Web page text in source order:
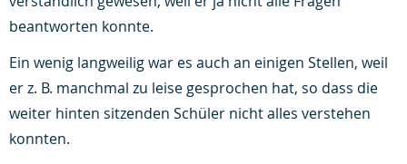
beantworten konnte.
Ein wenig langweilig war es auch an einigen Stellen, weil
er z. B. manchmal zu leise gesprochen hat, so dass die
weiter hinten sitzenden Schüler nicht alles verstehen
konnten.